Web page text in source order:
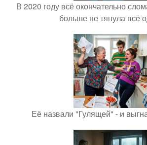
В 2020 году всё окончательно
больше не тянула всё
Её назвали "Гулящей" - и